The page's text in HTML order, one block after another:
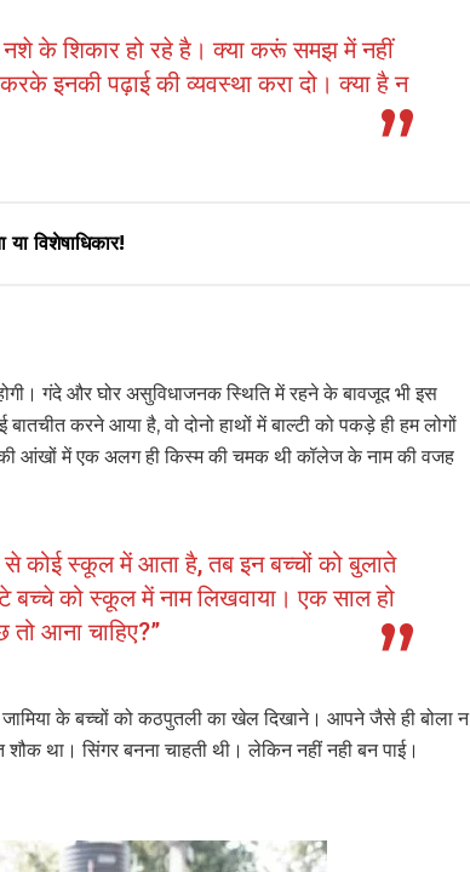
के शिकार हो रहे है। क्या करूं समझ में नहीं
इनकी पढ़ाई की व्यवस्था करा दो। क्या है न
विशेषाधिकार!
गंदे और घोर असुविधाजनक स्थिति में रहने के बावजूद भी इस
करने आया है, वो दोनो हाथों में बाल्टी को पकड़े ही हम लोगों
आंखों में एक अलग ही किस्म की चमक थी कॉलेज के नाम की वजह
से कोई स्कूल में आता है, तब इन बच्चों को बुलाते
को स्कूल में नाम लिखवाया। एक साल हो
आना चाहिए?”
के बच्चों को कठपुतली का खेल दिखाने। आपने जैसे ही बोला न
था। सिंगर बनना चाहती थी। लेकिन नहीं नही बन पाई।